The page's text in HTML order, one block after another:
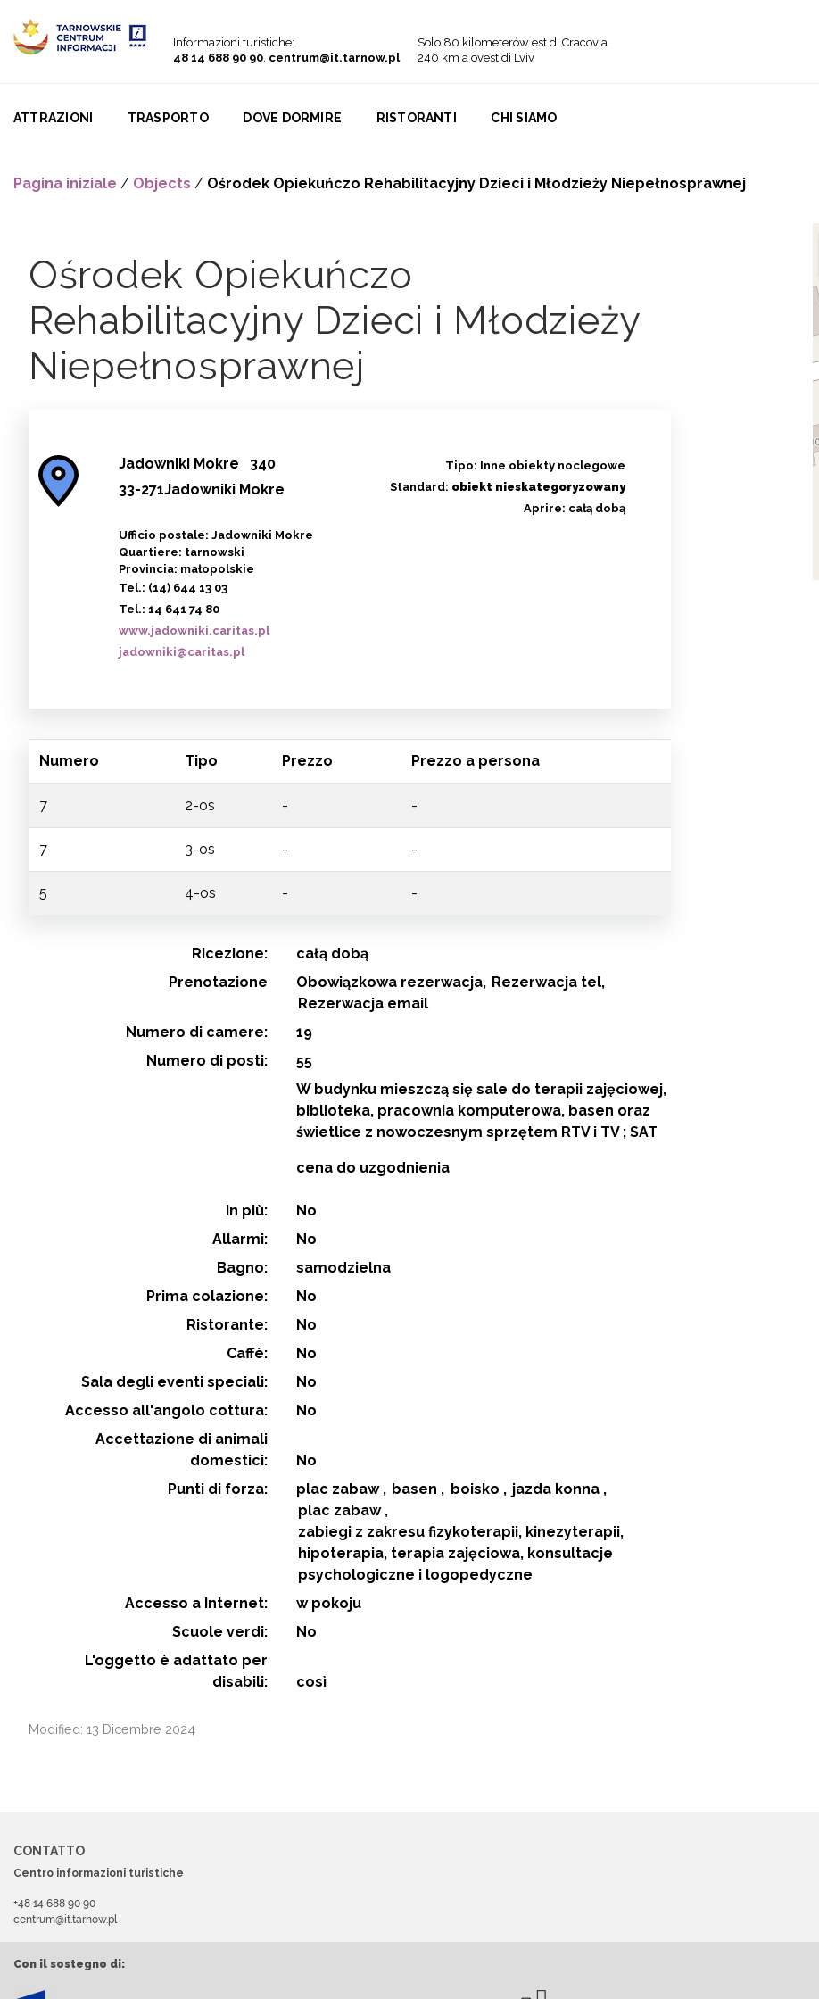
Informazioni turistiche:
48 14 688 90 90, centrum@it.tarnow.pl
Solo 80 kilometerów est di Cracovia
240 km a ovest di Lviv
ATTRAZIONI TRASPORTO DOVE DORMIRE RISTORANTI CHI SIAMO
Pagina iniziale / Objects / Ośrodek Opiekuńczo Rehabilitacyjny Dzieci i Młodzieży Niepełnosprawnej
Ośrodek Opiekuńczo
Rehabilitacyjny Dzieci i Młodzieży
Niepełnosprawnej
Jadowniki Mokre
340
33-271Jadowniki Mokre
Ufficio postale: Jadowniki Mokre
Quartiere: tarnowski
Provincia: małopolskie
Tel.: (14) 644 13 03
Tel.: 14 641 74 80
www.jadowniki.caritas.pl
jadowniki@caritas.pl
Tipo: Inne obiekty noclegowe
Standard: obiekt nieskategoryzowany
Aprire: całą dobą
Numero Tipo Prezzo Prezzo a persona
7 2-os - -
7 3-os - -
5 4-os - -
Ricezione:
całą dobą
Prenotazione
Obowiązkowa rezerwacja Rezerwacja tel
Rezerwacja email
Numero di camere:
19
Numero di posti:
55
W budynku mieszczą się sale do terapii zajęciowej,
biblioteka, pracownia komputerowa, basen oraz
świetlice z nowoczesnym sprzętem RTV i TV ; SAT
cena do uzgodnienia
In più:
No
Allarmi:
No
Bagno:
samodzielna
Prima colazione:
No
Ristorante:
No
Caffè:
No
Sala degli eventi speciali:
No
Accesso all'angolo cottura:
No
Accettazione di animali
domestici:
No
Punti di forza:
plac zabaw basen boisko
jazda konna
plac zabaw
zabiegi z zakresu fizykoterapii, kinezyterapii,
hipoterapia, terapia zajęciowa, konsultacje
psychologiczne i logopedyczne
Accesso a Internet:
w pokoju
Scuole verdi:
No
L'oggetto è adattato per
disabili:
così
Modified: 13 Dicembre 2024
CONTATTO
Centro informazioni turistiche
+48 14 688 90 90
centrum@it.tarnow.pl
Con il sostegno di: